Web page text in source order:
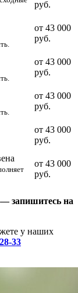
руб.
от 43 000
руб.
от 43 000
руб.
от 43 000
руб.
от 43 000
руб.
от 43 000
руб.
— запишитесь на
у наших
33